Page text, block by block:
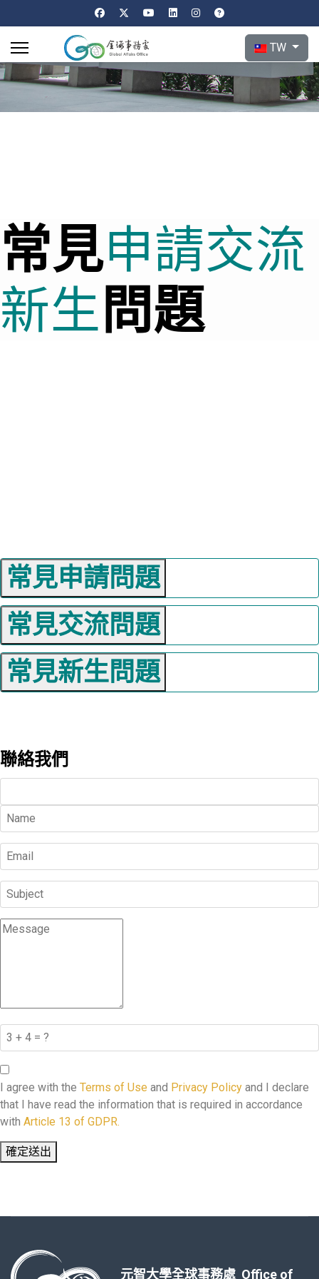
選擇你的語言
TW
常見申請交流
新生問題
常見申請問題
常見交流問題
常見新生問題
聯絡我們
I agree with the Terms of Use and Privacy Policy and I declare
that I have read the information that is required in accordance
with Article 13 of GDPR.
確定送出
元智大學全球事務處 Office of